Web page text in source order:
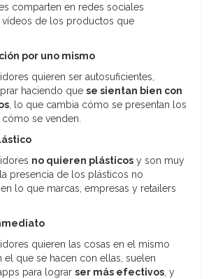
comparten en redes sociales
vídeos de los productos que
por uno mismo
quieren ser autosuficientes,
haciendo que se sientan bien con
, lo que cambia cómo se presentan los
se venden.
no quieren plásticos y son muy
presencia de los plásticos no
lo que marcas, empresas y retailers
quieren las cosas en el mismo
el que se hacen con ellas, suelen
para lograr ser más efectivos, y